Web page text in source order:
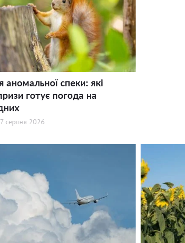
аномальної спеки: які
готує погода на
серпня 2026